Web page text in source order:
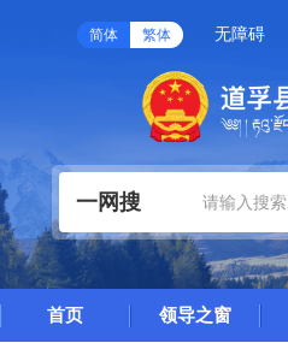
简体 繁体 无障碍
一网搜
首页 领导之窗